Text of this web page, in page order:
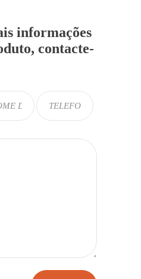
informações
contacte-